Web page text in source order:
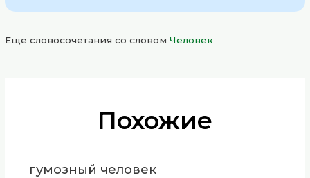
Еще словосочетания со словомЧеловек
Похожие
гумозный человек